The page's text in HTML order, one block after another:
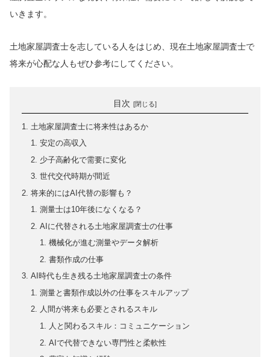
いきます。
土地家屋調査士を志している人をはじめ、現在土地家屋調査士で
将来が心配な人もぜひ参考にしてください。
目次
土地家屋調査士に将来性はあるか
安定の高収入
少子高齢化で需要に変化
世代交代時期が間近
将来的にはAI代替の影響も？
測量士は10年後になくなる？
AIに代替される土地家屋調査士の仕事
機械化が進む測量やデータ解析
書類作成の仕事
AI時代も生き残る土地家屋調査士の条件
測量と書類作成以外の仕事をスキルアップ
人間が将来も必要とされるスキル
人と関わるスキル：コミュニケーション
AIで代替できない専門性と柔軟性